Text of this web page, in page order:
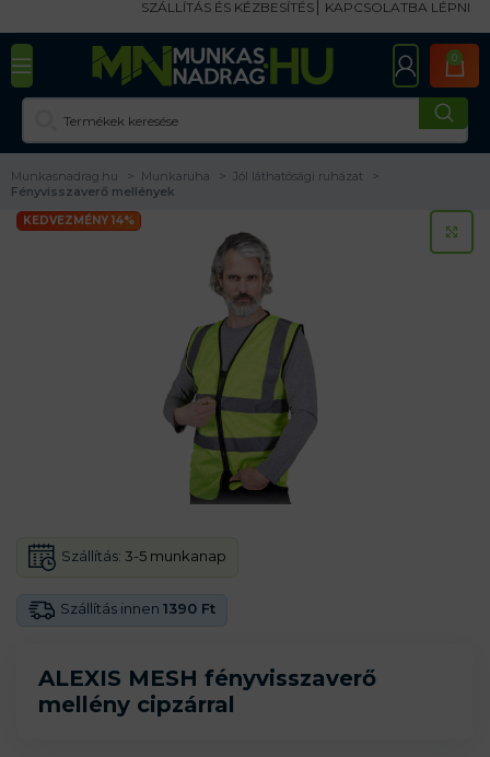
SZÁLLÍTÁS ÉS KÉZBESÍTÉS KAPCSOLATBA LÉPNI
0
Munkasnadrag.hu Munkaruha
Jól láthatósági ruházat
Fényvisszaverő mellények
KEDVEZMÉNY 14%
ALEXIS MESH fényvisszaverő
mellény cipzárral
Szállítás innen 1390 Ft
Szállítás: 3-5 munkanap